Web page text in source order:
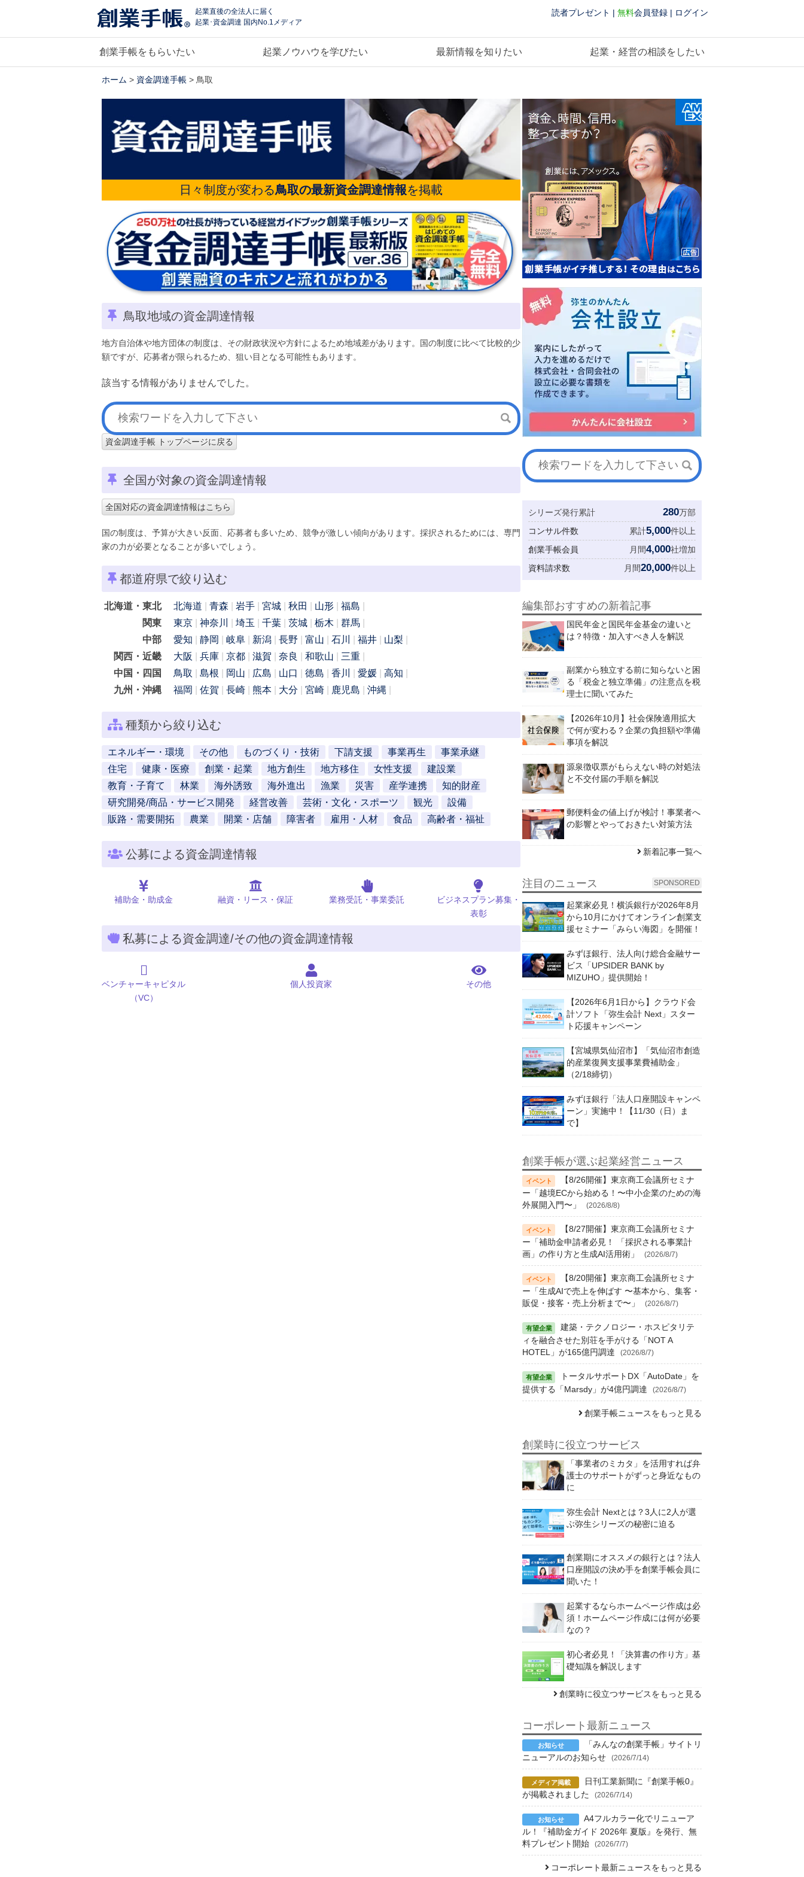
起業直後の全法人に届く
起業･資金調達 国内No.1メディア
読者プレゼント | 無料会員登録 | ログイン
創業手帳をもらいたい 起業ノウハウを学びたい 最新情報を知りたい 起業・経営の相談をしたい
ホーム > 資金調達手帳 > 鳥取
日々制度が変わる鳥取の最新資金調達情報を掲載
鳥取地域の資金調達情報
地方自治体や地方団体の制度は、その財政状況や方針によるため地域差があります。国の制度に比べて比較的少
額ですが、応募者が限られるため、狙い目となる可能性もあります。
該当する情報がありませんでした。
資金調達手帳 トップページに戻る
全国が対象の資金調達情報
全国対応の資金調達情報はこちら
国の制度は、予算が大きい反面、応募者も多いため、競争が激しい傾向があります。採択されるためには、専門
家の力が必要となることが多いでしょう。
都道府県で絞り込む
北海道・東北 北海道 青森 岩手 宮城 秋田 山形
福島
関東
東京 神奈川 埼玉 千葉 茨城 栃木
群馬
中部
愛知 静岡 岐阜 新潟 長野 富山 石川 福井
山梨
関西・近畿
大阪 兵庫 京都 滋賀 奈良 和歌山
三重
中国・四国
鳥取 島根 岡山 広島 山口 徳島 香川 愛媛
高知
九州・沖縄
福岡 佐賀 長崎 熊本 大分 宮崎 鹿児島 沖縄
種類から絞り込む
エネルギー・環境 その他 ものづくり・技術 下請支援 事業再生
事業承継
住宅
健康・医療 創業・起業 地方創生 地方移住 女性支援
建設業
教育・子育て
林業 海外誘致 海外進出 漁業 災害 産学連携
知的財産
研究開発/商品・サービス開発
経営改善 芸術・文化・スポーツ 観光
設備
販路・需要開拓
農業 開業・店舗 障害者 雇用・人材 食品 高齢者・福祉
公募による資金調達情報
補助金・助成金 融資・リース・保証 業務受託・事業委託
ビジネスプラン募集・
表彰
私募による資金調達/その他の資金調達情報
ベンチャーキャピタル
（VC）
個人投資家 その他
シリーズ発行累計 280万部
コンサル件数
累計5,000件以上
創業手帳会員
月間4,000社増加
資料請求数
月間20,000件以上
編集部おすすめの新着記事
国民年金と国民年金基金の違いと
は？特徴・加入すべき人を解説
副業から独立する前に知らないと困
る「税金と独立準備」の注意点を税
理士に聞いてみた
【2026年10月】社会保険適用拡大
で何が変わる？企業の負担額や準備
事項を解説
源泉徴収票がもらえない時の対処法
と不交付届の手順を解説
郵便料金の値上げが検討！事業者へ
の影響とやっておきたい対策方法
新着記事一覧へ
注目のニュース SPONSORED
起業家必見！横浜銀行が2026年8月
から10月にかけてオンライン創業支
援セミナー「みらい海図」を開催！
みずほ銀行、法人向け総合金融サー
ビス「UPSIDER BANK by
MIZUHO」提供開始！
【2026年6月1日から】クラウド会
計ソフト「弥生会計 Next」スター
ト応援キャンペーン
【宮城県気仙沼市】「気仙沼市創造
的産業復興支援事業費補助金」
（2/18締切）
みずほ銀行「法人口座開設キャンペ
ーン」実施中！【11/30（日）ま
で】
創業手帳が選ぶ起業経営ニュース
【8/26開催】東京商工会議所セミナ
ー「越境ECから始める！〜中小企業のための海
外展開入門〜」
(2026/8/8)
【8/27開催】東京商工会議所セミナ
ー「補助金申請者必見！ 「採択される事業計
画」の作り方と生成AI活用術」
(2026/8/7)
【8/20開催】東京商工会議所セミナ
ー「生成AIで売上を伸ばす 〜基本から、集客・
販促・接客・売上分析まで〜」
(2026/8/7)
建築・テクノロジー・ホスピタリテ
ィを融合させた別荘を手がける「NOT A
HOTEL」が165億円調達
(2026/8/7)
トータルサポートDX「AutoDate」を
提供する「Marsdy」が4億円調達
(2026/8/7)
創業手帳ニュースをもっと見る
創業時に役立つサービス
「事業者のミカタ」を活用すれば弁
護士のサポートがずっと身近なもの
に
弥生会計 Nextとは？3人に2人が選
ぶ弥生シリーズの秘密に迫る
創業期にオススメの銀行とは？法人
口座開設の決め手を創業手帳会員に
聞いた！
起業するならホームページ作成は必
須！ホームページ作成には何が必要
なの？
初心者必見！「決算書の作り方」基
礎知識を解説します
創業時に役立つサービスをもっと見る
コーポレート最新ニュース
「みんなの創業手帳」サイトリ
ニューアルのお知らせ
(2026/7/14)
日刊工業新聞に『創業手帳0』
が掲載されました
(2026/7/14)
A4フルカラー化でリニューア
ル！『補助金ガイド 2026年 夏版』を発行、無
料プレゼント開始
(2026/7/7)
コーポレート最新ニュースをもっと見る